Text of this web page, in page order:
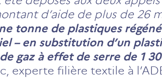
d’aide de plus de 26
tonne de plastiques
– en substitution d’un
gaz à effet de serre de 1
experte filière textile à